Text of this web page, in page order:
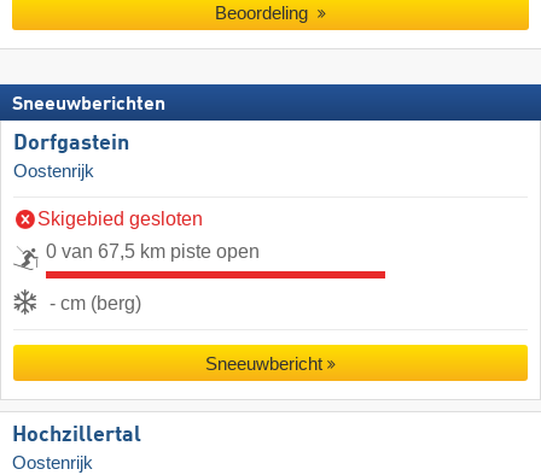
Beoordeling
Sneeuwberichten
Dorfgastein
Oostenrijk
Skigebied gesloten
0 van 67,5 km piste open
- cm (berg)
Sneeuwbericht
Hochzillertal
Oostenrijk